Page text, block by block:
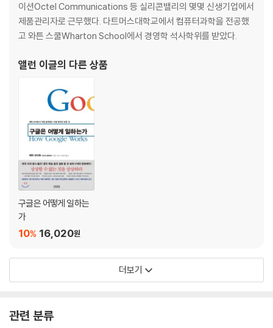
이션Octel Communications 등 실리콘밸리의 몇몇 신생기업에서
제품관리자로 근무했다. 다트머스대학교에서 컴퓨터과학을 전공했
고 와튼 스쿨Wharton School에서 경영학 석사학위를 받았다.
앨런 이글의 다른 상품
구글은 어떻게 일하는
가
16,020원
10%
더보기
관련 분류